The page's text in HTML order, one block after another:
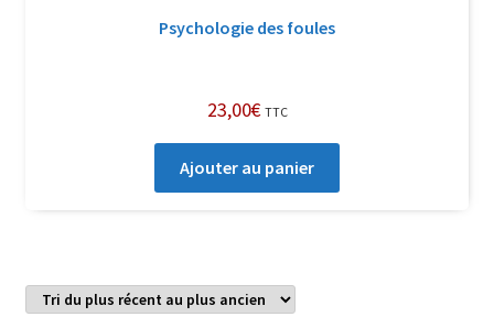
Psychologie des foules
23,00€ TTC
Ajouter au panier